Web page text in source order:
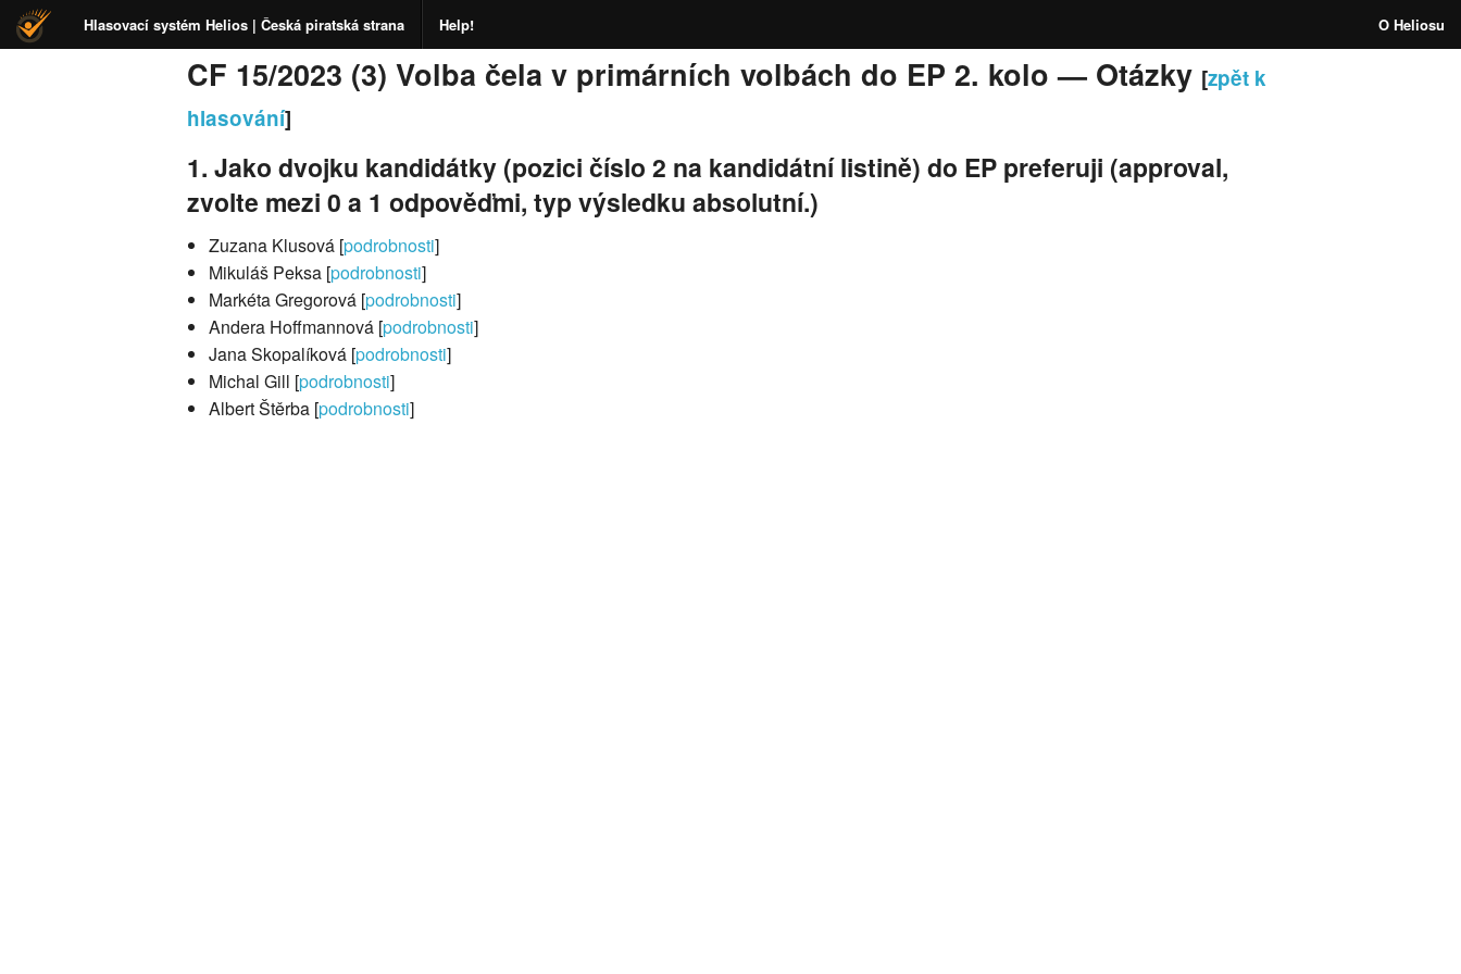
O Heliosu
Hlasovací systém Helios | Česká piratská strana Help!
CF 15/2023 (3) Volba čela v primárních volbách do EP 2. kolo — Otázky [zpět k
hlasování]
1. Jako dvojku kandidátky (pozici číslo 2 na kandidátní listině) do EP preferuji (approval,
zvolte mezi 0 a 1 odpověďmi, typ výsledku absolutní.)
Zuzana Klusová [podrobnosti]
Mikuláš Peksa [podrobnosti]
Markéta Gregorová [podrobnosti]
Andera Hoffmannová [podrobnosti]
Jana Skopalíková [podrobnosti]
Michal Gill [podrobnosti]
Albert Štěrba [podrobnosti]